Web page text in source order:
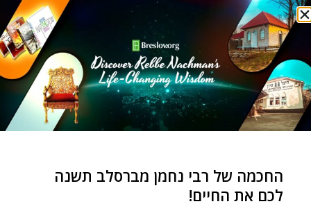
בעולם הבא, הרבה נמצאים בחוץ. הם מייללים ובוכים, 'תנו
לנו משהו לאכול!', ועונים להם: 'הנה, קחו אוכל ושתייה.
אכלו! שתו!'. והם עונים, 'לא! אנחנו לא יכולים לאכול אוכל
כזה. אנחנו צריכים את האוכל של התורה, המסירות,
הדבקות, האמונה…'
קחו בגדים!'. והם משיבים 'לא! בגדים כאלה הם חסרי
החכמה של רבי נחמן מברסלב תשנה
לכם את החיים!